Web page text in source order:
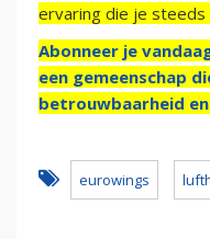
ervaring die je
Abonneer je
een gemeenschap
betrouwbaarheid
eurowings